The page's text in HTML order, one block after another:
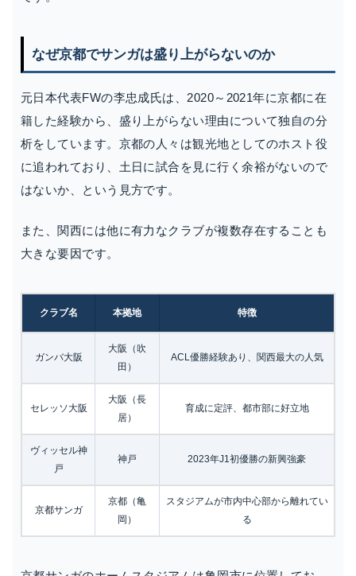
なぜ京都でサンガは盛り上がらないのか
元日本代表FWの李忠成氏は、2020～2021年に京都に在
籍した経験から、盛り上がらない理由について独自の分
析をしています。京都の人々は観光地としてのホスト役
に追われており、土日に試合を見に行く余裕がないので
はないか、という見方です。
また、関西には他に有力なクラブが複数存在することも
大きな要因です。
クラブ名 本拠地 特徴
ガンバ大阪
大阪（吹
田）
ACL優勝経験あり、関西最大の人気
セレッソ大阪
大阪（長
居）
育成に定評、都市部に好立地
ヴィッセル神
戸
神戸 2023年J1初優勝の新興強豪
京都サンガ
京都（亀
岡）
スタジアムが市内中心部から離れてい
る